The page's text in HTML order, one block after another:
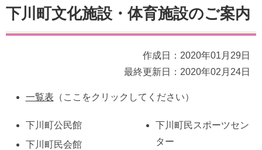
下川町文化施設・体育施設のご案内
作成日：2020年01月29日
最終更新日：2020年02月24日
一覧表 （ここをクリックしてください）
下川町公民館
下川町民会館
下川町民スポーツセン
ター